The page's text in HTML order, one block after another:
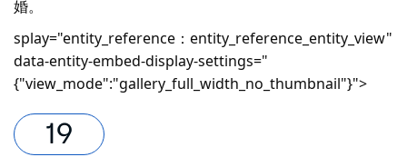
婚。
splay="entity_reference：entity_reference_entity_view"
data-entity-embed-display-settings="
{"view_mode":"gallery_full_width_no_thumbnail"}">